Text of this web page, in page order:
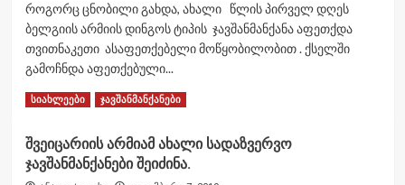
სამხედრო
პოლიციის
“«Тигр-
М”
ჯავშანმანქანა
აფეთქდა.
როგორც ცნობილი გახდა, ახალი წლის პირველ დღეს
ბელგიის არმიის დინგოს ტიპის ჯავშანმანქანა აფეთქდა
თვითნაკეთი ასაფეთქებელი მოწყობილობით . ქსელში
გამოჩნდა აფეთქებული...
Read MoreRead
მალიში
ბელგიის
არმიის
სიახლეები ჯავშანმანქანები
შვეიცარიის არმიამ ახალი სადაზვერვო
ჯავშანმანქანები შეიძინა.